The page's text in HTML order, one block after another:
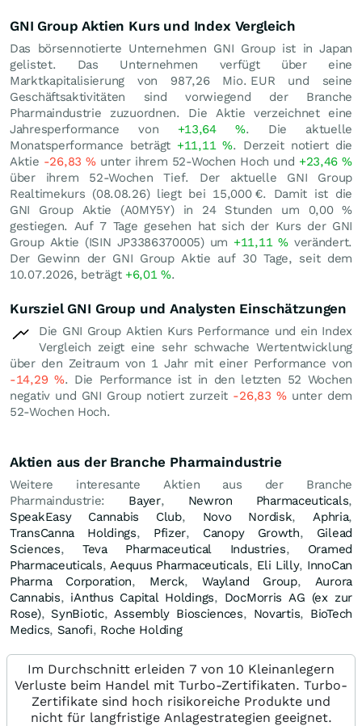
GNI Group Aktien Kurs und Index Vergleich
Das börsennotierte Unternehmen GNI Group ist in Japan
gelistet. Das Unternehmen verfügt über eine
Marktkapitalisierung von 987,26 Mio. EUR und seine
Geschäftsaktivitäten sind vorwiegend der Branche
Pharmaindustrie zuzuordnen. Die Aktie verzeichnet eine
Jahresperformance von +13,64%. Die aktuelle
Monatsperformance beträgt +11,11%. Derzeit notiert die
Aktie -26,83%unter ihrem 52-Wochen Hoch und +23,46%
über ihrem 52-Wochen Tief. Der aktuelle GNI Group
Realtimekurs (08.08.26) liegt bei 15,000 €. Damit ist die
GNI Group Aktie (A0MY5Y) in 24 Stunden um 0,00%
gestiegen. Auf 7 Tage gesehen hat sich der Kurs der GNI
Group Aktie (ISIN JP3386370005) um +11,11%verändert.
Der Gewinn der GNI Group Aktie auf 30 Tage, seit dem
10.07.2026, beträgt +6,01%.
Kursziel GNI Group und Analysten Einschätzungen
Die GNI Group Aktien Kurs Performance und ein Index
Vergleich zeigt eine sehr schwache Wertentwicklung
über den Zeitraum von 1 Jahr mit einer Performance von
-14,29 %. Die Performance ist in den letzten 52 Wochen
negativ und GNI Group notiert zurzeit -26,83%unter dem
52-Wochen Hoch.
Aktien aus der Branche Pharmaindustrie
Weitere interesante Aktien aus der Branche
Pharmaindustrie: Bayer, Newron Pharmaceuticals,
SpeakEasy Cannabis Club, Novo Nordisk,Aphria,
TransCanna Holdings, Pfizer, Canopy Growth, Gilead
Sciences, Teva Pharmaceutical Industries, Oramed
Pharmaceuticals,Aequus Pharmaceuticals, Eli Lilly, InnoCan
Pharma Corporation, Merck,Wayland Group, Aurora
Cannabis, iAnthus Capital Holdings, DocMorris AG (ex zur
Rose), SynBiotic,Assembly Biosciences, Novartis, BioTech
Medics, Sanofi, Roche Holding
Im Durchschnitt erleiden 7 von 10 Kleinanlegern
Verluste beim Handel mit Turbo-Zertifikaten. Turbo-
Zertifikate sind hoch risikoreiche Produkte und
nicht für langfristige Anlagestrategien geeignet.